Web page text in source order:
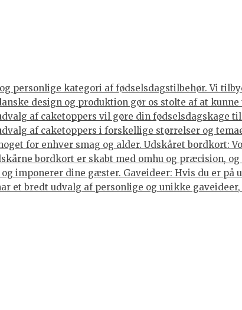
personlige kategori af fødselsdagstilbehør. Vi
design og produktion gør os stolte af at
af caketoppers vil gøre din fødselsdagskage
af caketoppers i forskellige størrelser og
for enhver smag og alder. Udskåret bordkort:
bordkort er skabt med omhu og præcision,
imponerer dine gæster. Gaveideer: Hvis du er
et bredt udvalg af personlige og unikke